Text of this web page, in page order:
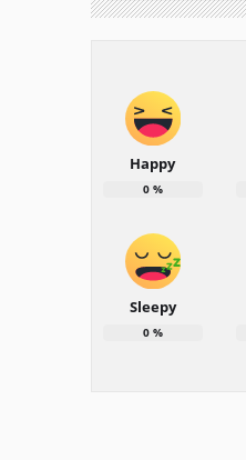
Happy
0%
Sleepy
0%